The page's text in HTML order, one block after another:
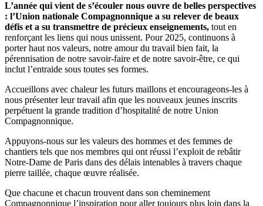
L’année qui vient de s’écouler nous ouvre de belles perspectives
: l’Union nationale Compagnonnique a su relever de beaux
défis et a su transmettre de précieux enseignements, tout en
renforçant les liens qui nous unissent. Pour 2025, continuons à
porter haut nos valeurs, notre amour du travail bien fait, la
pérennisation de notre savoir-faire et de notre savoir-être, ce qui
inclut l’entraide sous toutes ses formes.
Accueillons avec chaleur les futurs maillons et encourageons-les à
nous présenter leur travail afin que les nouveaux jeunes inscrits
perpétuent la grande tradition d’hospitalité de notre Union
Compagnonnique.
Appuyons-nous sur les valeurs des hommes et des femmes de
chantiers tels que nos membres qui ont réussi l’exploit de rebâtir
Notre-Dame de Paris dans des délais intenables à travers chaque
pierre taillée, chaque œuvre réalisée.
Que chacune et chacun trouvent dans son cheminement
Compagnonnique l’inspiration pour aller toujours plus loin dans la